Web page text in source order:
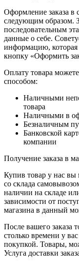
Оформление заказа в
следующим образом.
последовательным
данные о себе.
информацию,
кнопку «Оформить
Оплату товара
способом:
Наличными
товара
Наличными в
Безналичным
Банковской
компании
Получение заказа в
Купив товар у нас вы
со склада
наличии на складе
зависимости от
магазина в данный
После вашего заказа
столько времени у
покупкой. Товары,
Услуга доставки